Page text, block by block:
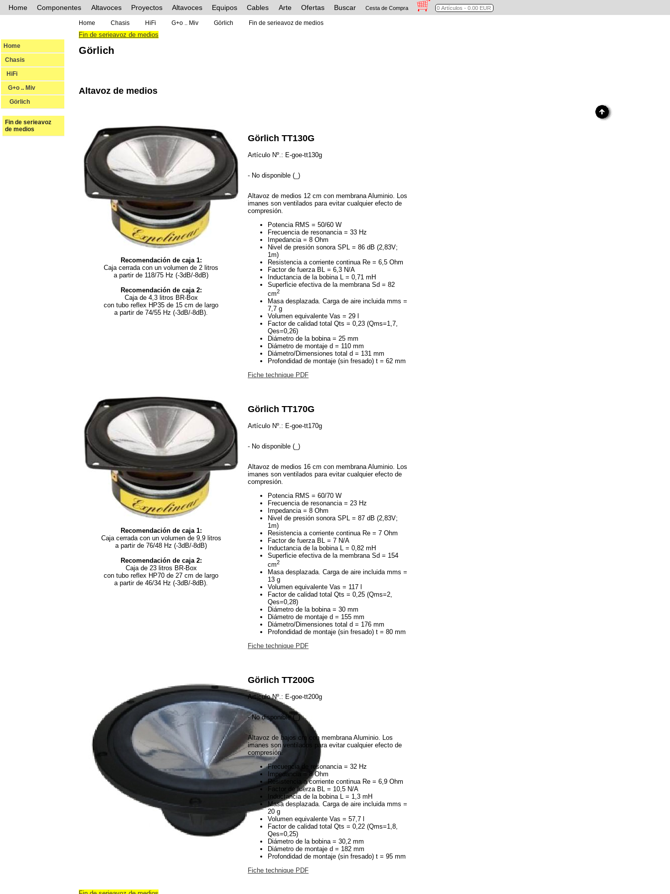
Home Componentes Altavoces Proyectos Altavoces Equipos Cables Arte Ofertas Buscar Cesta de Compra
Home Chasis HiFi G+o .. Miv Görlich Fin de serieavoz de medios
Home
Chasis
HiFi
G+o .. Miv
Görlich
Fin de serieavoz
de medios
Fin de serieavoz de medios
Görlich
Altavoz de medios
Recomendación de caja 1:
Caja cerrada con un volumen de 2 litros
a partir de 118/75 Hz (-3dB/-8dB)
Recomendación de caja 2:
Caja de 4,3 litros BR-Box
con tubo reflex HP35 de 15 cm de largo
a partir de 74/55 Hz (-3dB/-8dB).
Görlich TT130G
Artículo Nº.: E-goe-tt130g
- No disponible (_)
Altavoz de medios 12 cm con membrana Aluminio. Los
imanes son ventilados para evitar cualquier efecto de
compresión.
Potencia RMS = 50/60 W
Frecuencia de resonancia = 33 Hz
Impedancia = 8 Ohm
Nivel de presión sonora SPL = 86 dB (2,83V;
1m)
Resistencia a corriente continua Re = 6,5 Ohm
Factor de fuerza BL = 6,3 N/A
Inductancia de la bobina L = 0,71 mH
Superficie efectiva de la membrana Sd = 82
cm2
Masa desplazada. Carga de aire incluida mms =
7,7 g
Volumen equivalente Vas = 29 l
Factor de calidad total Qts = 0,23 (Qms=1,7,
Qes=0,26)
Diámetro de la bobina = 25 mm
Diámetro de montaje d = 110 mm
Diámetro/Dimensiones total d = 131 mm
Profondidad de montaje (sin fresado) t = 62 mm
Fiche technique PDF
Recomendación de caja 1:
Caja cerrada con un volumen de 9,9 litros
a partir de 76/48 Hz (-3dB/-8dB)
Recomendación de caja 2:
Caja de 23 litros BR-Box
con tubo reflex HP70 de 27 cm de largo
a partir de 46/34 Hz (-3dB/-8dB).
Görlich TT170G
Artículo Nº.: E-goe-tt170g
- No disponible (_)
Altavoz de medios 16 cm con membrana Aluminio. Los
imanes son ventilados para evitar cualquier efecto de
compresión.
Potencia RMS = 60/70 W
Frecuencia de resonancia = 23 Hz
Impedancia = 8 Ohm
Nivel de presión sonora SPL = 87 dB (2,83V;
1m)
Resistencia a corriente continua Re = 7 Ohm
Factor de fuerza BL = 7 N/A
Inductancia de la bobina L = 0,82 mH
Superficie efectiva de la membrana Sd = 154
cm2
Masa desplazada. Carga de aire incluida mms =
13 g
Volumen equivalente Vas = 117 l
Factor de calidad total Qts = 0,25 (Qms=2,
Qes=0,28)
Diámetro de la bobina = 30 mm
Diámetro de montaje d = 155 mm
Diámetro/Dimensiones total d = 176 mm
Profondidad de montaje (sin fresado) t = 80 mm
Fiche technique PDF
Görlich TT200G
Artículo Nº.: E-goe-tt200g
- No disponible (_)
Altavoz de bajos cm con membrana Aluminio. Los
imanes son ventilados para evitar cualquier efecto de
compresión.
Frecuencia de resonancia = 32 Hz
Impedancia = 8 Ohm
Resistencia a corriente continua Re = 6,9 Ohm
Factor de fuerza BL = 10,5 N/A
Inductancia de la bobina L = 1,3 mH
Masa desplazada. Carga de aire incluida mms =
20 g
Volumen equivalente Vas = 57,7 l
Factor de calidad total Qts = 0,22 (Qms=1,8,
Qes=0,25)
Diámetro de la bobina = 30,2 mm
Diámetro de montaje d = 182 mm
Profondidad de montaje (sin fresado) t = 95 mm
Fiche technique PDF